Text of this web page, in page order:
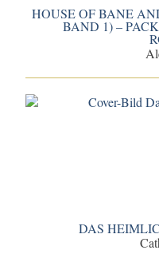
HOUSE OF BANE
BAND 1) –
DAS